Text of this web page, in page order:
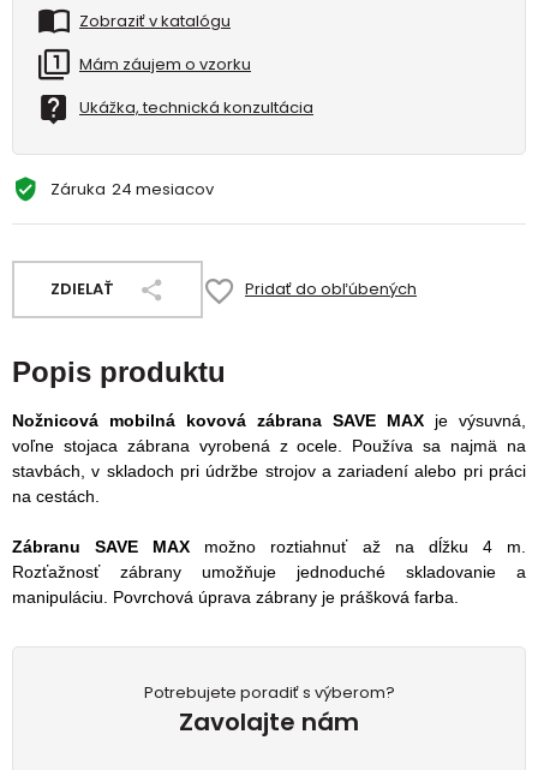
Zobraziť v katalógu
Mám záujem o vzorku
Ukážka, technická konzultácia
Záruka 24 mesiacov
ZDIELAŤ Pridať do obľúbených
Popis produktu
Nožnicová mobilná kovová zábrana SAVE MAX je výsuvná,
voľne stojaca zábrana vyrobená z ocele. Používa sa najmä na
stavbách, v skladoch pri údržbe strojov a zariadení alebo pri práci
na cestách.
Zábranu SAVE MAX možno roztiahnuť až na dĺžku 4 m.
Rozťažnosť zábrany umožňuje jednoduché skladovanie a
manipuláciu. Povrchová úprava zábrany je prášková farba.
Potrebujete poradiť s výberom?
Zavolajte nám